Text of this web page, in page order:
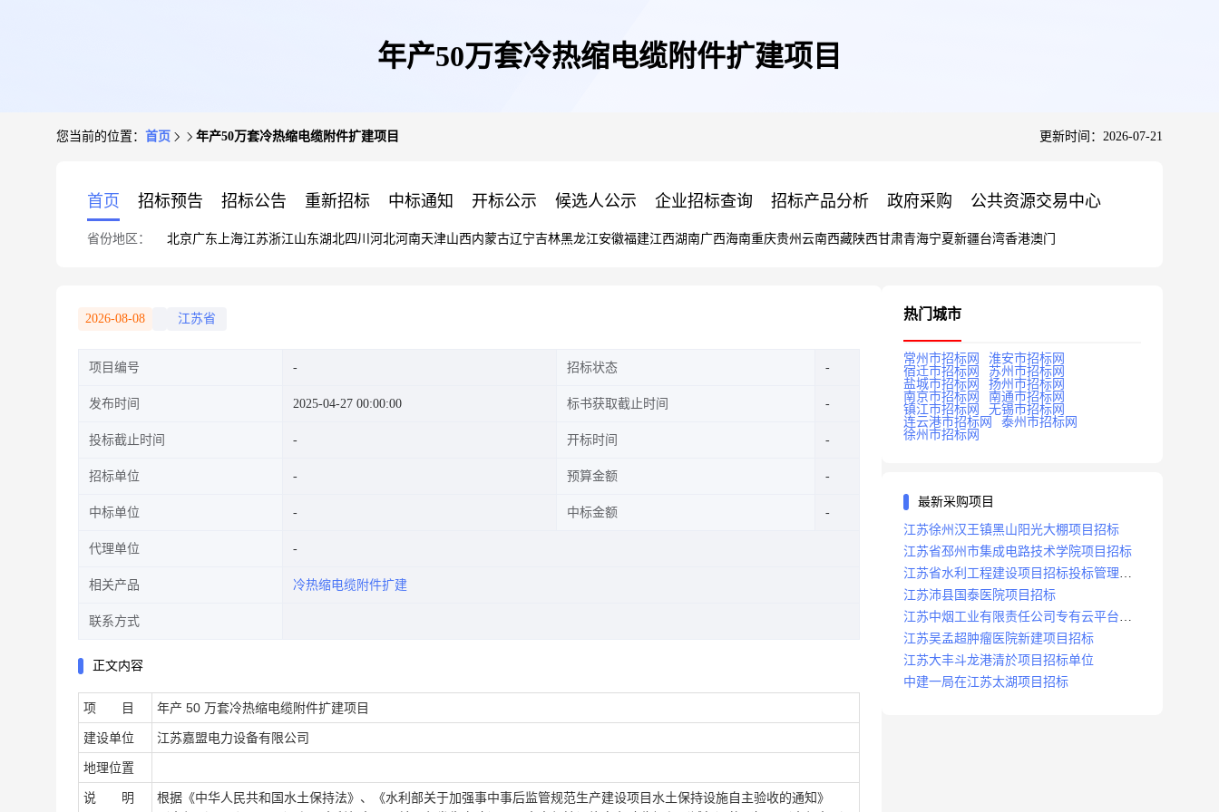
年产50万套冷热缩电缆附件扩建项目
您当前的位置： 首页 年产50万套冷热缩电缆附件扩建项目 更新时间：2026-07-21
首页 招标预告 招标公告 重新招标 中标通知 开标公示 候选人公示 企业招标查询 招标产品分析 政府采购 公共资源交易中心
省份地区： 北京广东 上海江苏浙江山东湖北四川 河北河南天津山西内蒙古辽宁吉林黑龙江安徽福建江西湖南广西海南重庆贵州 云南西藏陕西甘肃青海宁夏新疆台湾香港澳门
2026-08-08 江苏省
项目编号 招标状态
发布时间 2025-04-27 00:00:00 标书获取截止时间
投标截止时间 开标时间
招标单位 预算金额
中标单位 中标金额
代理单位
相关产品 冷热缩电缆附件扩建
联系方式
正文内容
项 目 年产 50 万套冷热缩电缆附件扩建项目
建设单位 江苏嘉盟电力设备有限公司
地理位置
说 明
根据《中华人民共和国水土保持法》、《水利部关于加强事中事后监管规范生产建设项目水土保持设施自主验收的通知》
热门城市
常州市招标网
淮安市招标网
宿迁市招标网
苏州市招标网
盐城市招标网
扬州市招标网
南京市招标网
南通市招标网
镇江市招标网
无锡市招标网
连云港市招标网
泰州市招标网
徐州市招标网
最新采购项目
江苏徐州汉王镇黑山阳光大棚项目招标
江苏省邳州市集成电路技术学院项目招标
江苏省水利工程建设项目招标投标管理办
法
江苏沛县国泰医院项目招标
江苏中烟工业有限责任公司专有云平台扩
容项目招标
江苏吴孟超肿瘤医院新建项目招标
江苏大丰斗龙港清於项目招标单位
中建一局在江苏太湖项目招标